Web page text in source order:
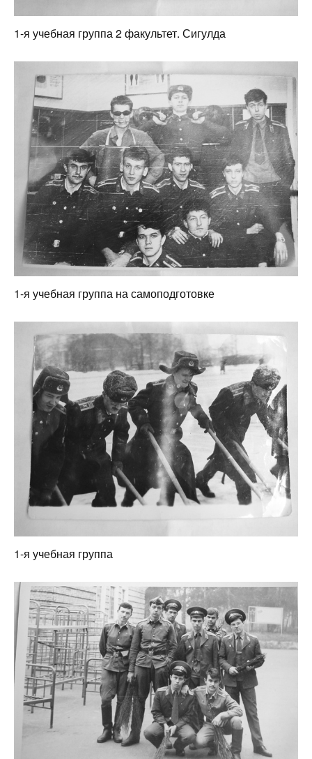
1-я учебная группа 2 факультет. Сигулда
1-я учебная группа на самоподготовке
1-я учебная группа